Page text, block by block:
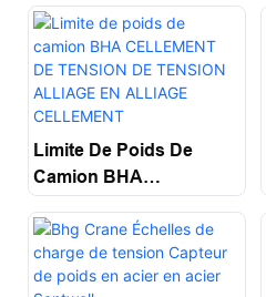
Limite De Poids De
Camion BHA
TENSION DE TENSION
ALLIAGE EN ALLIAGE
CELLEMENT